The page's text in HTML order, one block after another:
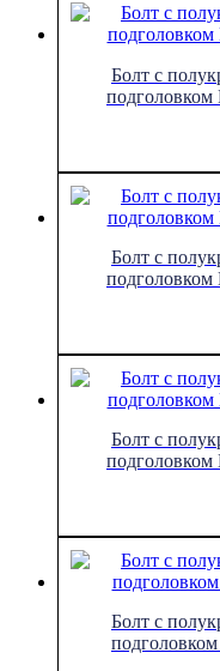
Болт с
Болт с
Болт с
Болт с